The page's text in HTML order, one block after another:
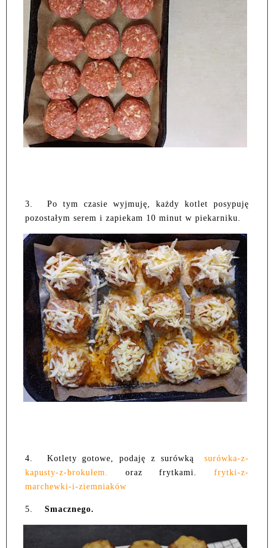
3.
Po tym czasie wyjmuję, każdy kotlet posypuję
pozostałym serem i zapiekam 10 minut w piekarniku.
4. Kotlety gotowe, podaję z surówkąsurówka-z-
kapusty-z-brokułem.
oraz frytkami. frytki-z-
marchewki-i-ziemniaków
5. Smacznego.